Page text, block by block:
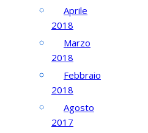
Aprile
2018
Marzo
2018
Febbraio
2018
Agosto
2017